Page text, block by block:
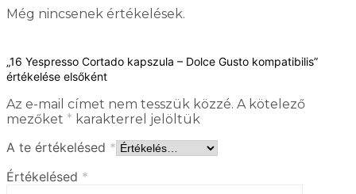
Még nincsenek értékelések.
„16 Yespresso Cortado kapszula – Dolce Gusto kompatibilis”
értékelése elsőként
Az e-mail címet nem tesszük közzé. A kötelező
mezőket * karakterrel jelöltük
A te értékelésed *
Értékelésed *